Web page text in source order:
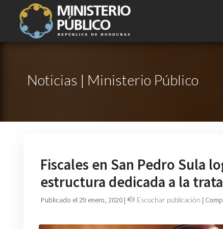
Noticias | Ministerio Público
Fiscales en San Pedro Sula
estructura dedicada a la
Publicado el 29 enero, 2020 | Escuchar publicación |